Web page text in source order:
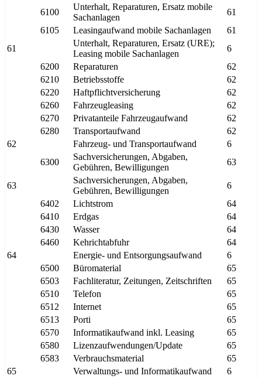
6100
Unterhalt, Reparaturen, Ersatz mobile
Sachanlagen
61
6105
Leasingaufwand mobile Sachanlagen
61
61
Unterhalt, Reparaturen, Ersatz (URE);
Leasing mobile Sachanlagen
6
6200
Reparaturen
62
6210
Betriebsstoffe
62
6220
Haftpflichtversicherung
62
6260
Fahrzeugleasing
62
6270
Privatanteile Fahrzeugaufwand
62
6280
Transportaufwand
62
62
Fahrzeug- und Transportaufwand
6
6300
Sachversicherungen, Abgaben,
Gebühren, Bewilligungen
63
63
Sachversicherungen, Abgaben,
Gebühren, Bewilligungen
6
6402
Lichtstrom
64
6410
Erdgas
64
6430
Wasser
64
6460
Kehrichtabfuhr
64
64
Energie- und Entsorgungsaufwand
6
6500
Büromaterial
65
6503
Fachliteratur, Zeitungen, Zeitschriften
65
6510
Telefon
65
6512
Internet
65
6513
Porti
65
6570
Informatikaufwand inkl. Leasing
65
6580
Lizenzaufwendungen/Update
65
6583
Verbrauchsmaterial
65
65
Verwaltungs- und Informatikaufwand 6